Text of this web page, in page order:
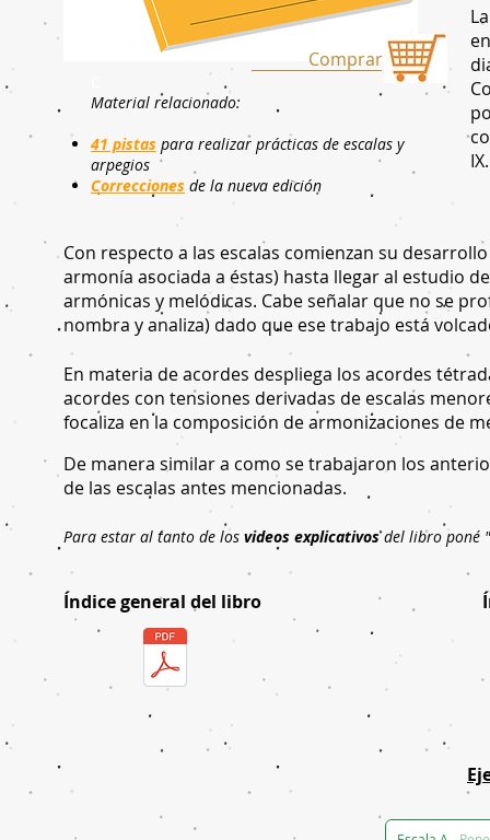
Material relacionado:
41 pistas para realizar prácticas de escalas y
arpegios
Correcciones de la nueva edición
Comprar
IX.
Con respecto a las escalas comienzan su
armonía asociada a éstas) hasta llegar al estudio
armónicas y melódicas. Cabe señalar que no se
nombra y analiza) dado que ese trabajo está
En materia de acordes despliega los acordes
acordes con tensiones derivadas de escalas
focaliza en la composición de armonizaciones de
De manera similar a como se trabajaron los
de las escalas antes mencionadas.
Para estar al tanto de los videos explicativosdel libro poné "
​Índice general del libro